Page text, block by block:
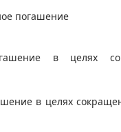
погашение
в целях
в целях